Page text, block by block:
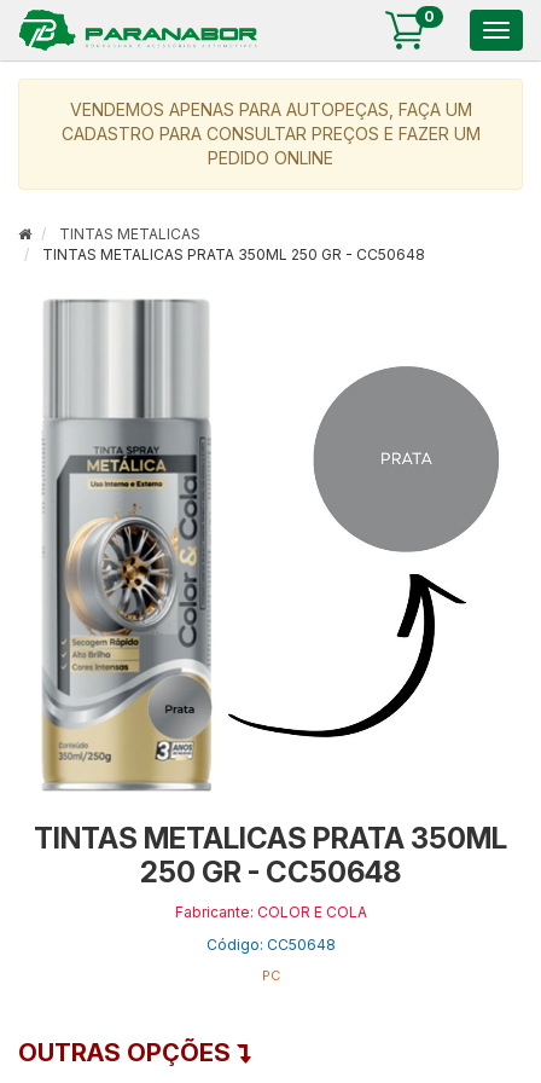
0
VENDEMOS APENAS PARA AUTOPEÇAS, FAÇA UM
CADASTRO PARA CONSULTAR PREÇOS E FAZER UM
PEDIDO ONLINE
TINTAS METALICAS
TINTAS METALICAS PRATA 350ML 250 GR - CC50648
TINTAS METALICAS PRATA 350ML
250 GR - CC50648
Fabricante: COLOR E COLA
Código: CC50648
PC
OUTRAS OPÇÕES